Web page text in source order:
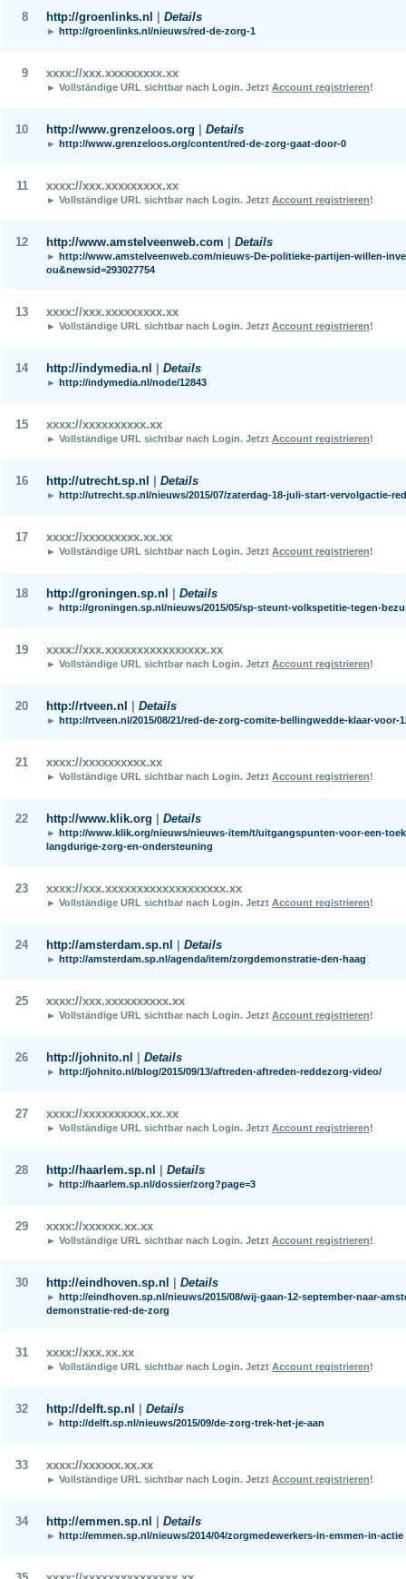
8 http://groenlinks.nl Details
► http://groenlinks.nl/nieuws/red-de-zorg-1
9 xxxx://xxx.xxxxxxxxx.xx
► Vollständige URL sichtbar nach Login. Jetzt Account registrieren!
10 http://www.grenzeloos.org Details
► http://www.grenzeloos.org/content/red-de-zorg-gaat-door-0
11 xxxx://xxx.xxxxxxxxx.xx
► Vollständige URL sichtbar nach Login. Jetzt Account registrieren!
12 http://www.amstelveenweb.com Details
► http://www.amstelveenweb.com/nieuws-De-politieke-partijen-willen-
ou&newsid=293027754
13 xxxx://xxx.xxxxxxxxx.xx
► Vollständige URL sichtbar nach Login. Jetzt Account registrieren!
14 http://indymedia.nl Details
► http://indymedia.nl/node/12843
15 xxxx://xxxxxxxxxx.xx
► Vollständige URL sichtbar nach Login. Jetzt Account registrieren!
16 http://utrecht.sp.nl Details
► http://utrecht.sp.nl/nieuws/2015/07/zaterdag-18-juli-start-vervolgactie-
17 xxxx://xxxxxxxxx.xx.xx
► Vollständige URL sichtbar nach Login. Jetzt Account registrieren!
18 http://groningen.sp.nl Details
► http://groningen.sp.nl/nieuws/2015/05/sp-steunt-volkspetitie-tegen-
19 xxxx://xxx.xxxxxxxxxxxxxxxx.xx
► Vollständige URL sichtbar nach Login. Jetzt Account registrieren!
20 http://rtveen.nl Details
► http://rtveen.nl/2015/08/21/red-de-zorg-comite-bellingwedde-klaar-voor-
21 xxxx://xxxxxxxxxx.xx
► Vollständige URL sichtbar nach Login. Jetzt Account registrieren!
22 http://www.klik.org Details
► http://www.klik.org/nieuws/nieuws-item/t/uitgangspunten-voor-een-
langdurige-zorg-en-ondersteuning
23 xxxx://xxx.xxxxxxxxxxxxxxxxxxx.xx
► Vollständige URL sichtbar nach Login. Jetzt Account registrieren!
24 http://amsterdam.sp.nl Details
► http://amsterdam.sp.nl/agenda/item/zorgdemonstratie-den-haag
25 xxxx://xxx.xxxxxxxxxx.xx
► Vollständige URL sichtbar nach Login. Jetzt Account registrieren!
26 http://johnito.nl Details
► http://johnito.nl/blog/2015/09/13/aftreden-aftreden-reddezorg-video/
27 xxxx://xxxxxxxxxx.xx.xx
► Vollständige URL sichtbar nach Login. Jetzt Account registrieren!
28 http://haarlem.sp.nl Details
► http://haarlem.sp.nl/dossier/zorg?page=3
29 xxxx://xxxxxx.xx.xx
► Vollständige URL sichtbar nach Login. Jetzt Account registrieren!
30 http://eindhoven.sp.nl Details
► http://eindhoven.sp.nl/nieuws/2015/08/wij-gaan-12-september-naar-
demonstratie-red-de-zorg
31 xxxx://xxx.xx.xx
► Vollständige URL sichtbar nach Login. Jetzt Account registrieren!
32 http://delft.sp.nl Details
► http://delft.sp.nl/nieuws/2015/09/de-zorg-trek-het-je-aan
33 xxxx://xxxxxx.xx.xx
► Vollständige URL sichtbar nach Login. Jetzt Account registrieren!
34 http://emmen.sp.nl Details
► http://emmen.sp.nl/nieuws/2014/04/zorgmedewerkers-in-emmen-in-actie